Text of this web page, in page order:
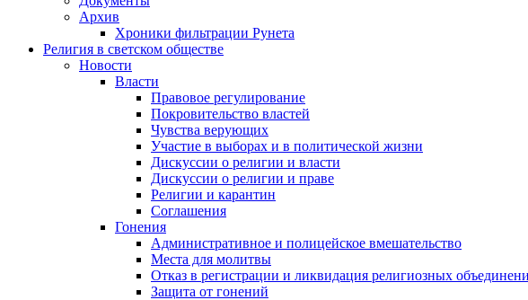
Архив
Хроники фильтрации Рунета
Религия в светском обществе
Новости
Власти
Правовое регулирование
Покровительство властей
Чувства верующих
Участие в выборах и в политической жизни
Дискуссии о религии и власти
Дискуссии о религии и праве
Религии и карантин
Соглашения
Гонения
Административное и полицейское вмешательство
Места для молитвы
Отказ в регистрации и ликвидация религиозных
Защита от гонений